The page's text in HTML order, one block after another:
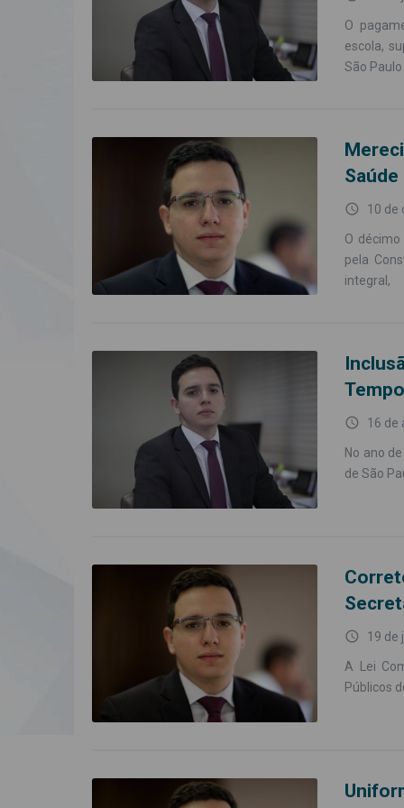
O
escola,
São Paulo
Saúde
access_time 10 de
O
pela
integral,
access_time 16 de
No ano
de São
access_time 19 de
A Lei
Públicos